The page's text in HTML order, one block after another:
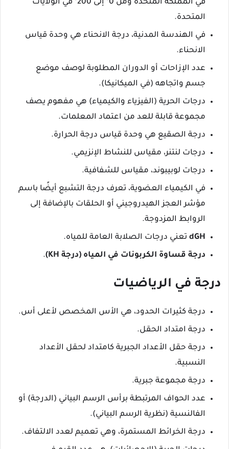
في المملكة المتحدة ومن 0° إلى 200° في الولايات
المتحدة.
في الهندسة المدنية، درجة الانحناء هي وحدة قياس
الانحناء.
عدد الإزاحات أو الدوران المطلوبة لوصف موضع
جسم واتجاهه (في الميكانيكا).
درجات الحرية (الفيزياء والكيمياء) هي مفهوم يصف
مجموعة قابلة للعد من اعتماد المعلمات.
درجة الصقيع هي وحدة قياس درجة الحرارة.
درجات لنتنر، مقياس للنشاط الإنزيمي.
درجات لوبيبوند، مقياس للشفافية.
في الكيمياء العضوية، تعرف درجة التشبع أيضًا باسم
مؤشر العجز الهيدروجيني أو الحلقات بالإضافة إلى
الروابط المزدوجة.
dGH تعني درجات الصلابة العامة للمياه.
درجة قساوة الكربونات في المياه (درجة KH) .
درجة في الرياضيات
درجة كثيرات الحدود، هي الأس المخصص لأعلى أس.
درجة امتداد الحقل.
درجة حقل الأعداد الجبرية كامتداد لحقل الأعداد
النسبية.
درجة مجموعة جبرية.
عدد الحواف المرتبطة برأس الرسم البياني (الدرجة) أو
الفالنسية (نظرية الرسم البياني).
درجة الخرائط المستمرة، وهي تعميم لعدد الالتفاف.